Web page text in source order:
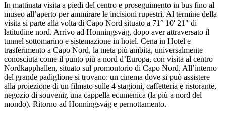
In mattinata visita a piedi del centro e proseguimento in bus fino al
museo all’aperto per ammirare le incisioni rupestri. Al termine della
visita si parte alla volta di Capo Nord situato a 71° 10' 21" di
latitudine nord. Arrivo ad Honningsvåg, dopo aver attraversato il
tunnel sottomarino e sistemazione in hotel. Cena in Hotel e
trasferimento a Capo Nord, la meta più ambita, universalmente
conosciuta come il punto più a nord d’Europa, con visita al centro
Nordkapphallen, situato sul promontorio di Capo Nord. All’interno
del grande padiglione si trovano: un cinema dove si può assistere
alla proiezione di un filmato sulle 4 stagioni, caffetteria e ristorante,
negozio di souvenir, una cappella ecumenica (la più a nord del
mondo). Ritorno ad Honningsvåg e pernottamento.